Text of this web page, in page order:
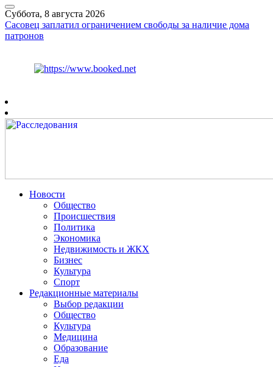
Суббота, 8 августа 2026
Сасовец заплатил ограничением свободы за наличие дома
патронов
Новости
Общество
Происшествия
Политика
Экономика
Недвижимость и ЖКХ
Бизнес
Культура
Спорт
Редакционные материалы
Выбор редакции
Общество
Культура
Медицина
Образование
Еда